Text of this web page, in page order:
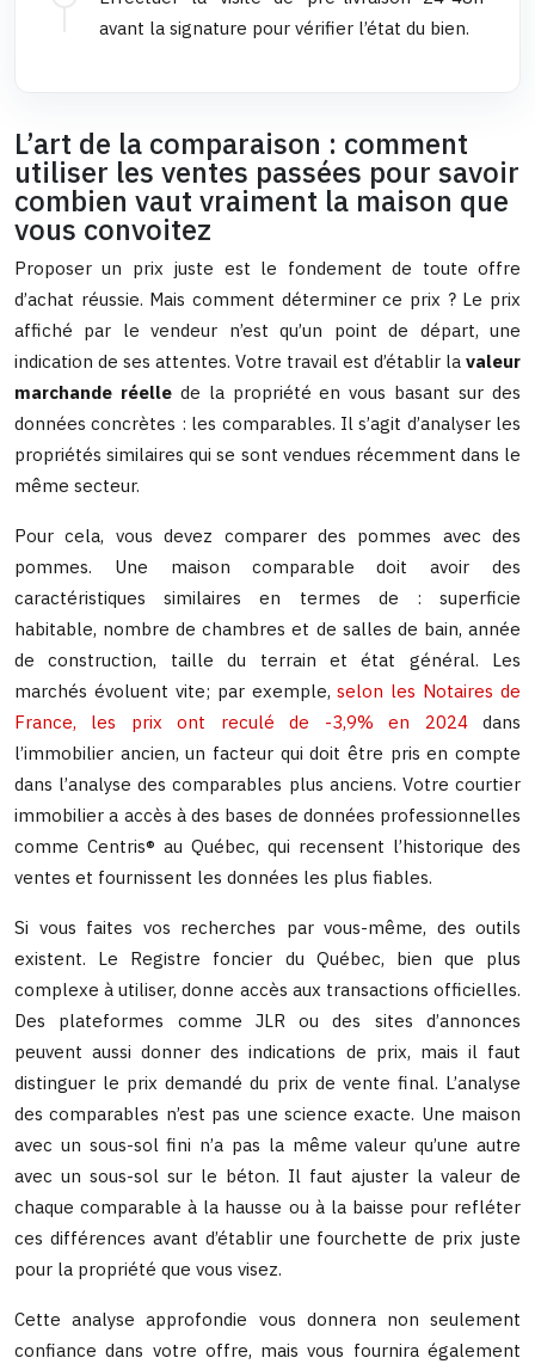
avant la signature pour vérifier l’état du bien.
L’art de la comparaison : comment
utiliser les ventes passées pour savoir
combien vaut vraiment la maison que
vous convoitez
Proposer un prix juste est le fondement de toute offre
d’achat réussie. Mais comment déterminer ce prix ? Le prix
affiché par le vendeur n’est qu’un point de départ, une
indication de ses attentes. Votre travail est d’établir la valeur
marchande réellede la propriété en vous basant sur des
données concrètes : les comparables. Il s’agit d’analyser les
propriétés similaires qui se sont vendues récemment dans le
même secteur.
Pour cela, vous devez comparer des pommes avec des
pommes. Une maison comparable doit avoir des
caractéristiques similaires en termes de : superficie
habitable, nombre de chambres et de salles de bain, année
de construction, taille du terrain et état général. Les
marchés évoluent vite; par exemple,selon les Notaires de
France, les prix ont reculé de -3,9% en 2024dans
l’immobilier ancien, un facteur qui doit être pris en compte
dans l’analyse des comparables plus anciens. Votre courtier
immobilier a accès à des bases de données professionnelles
comme Centris® au Québec, qui recensent l’historique des
ventes et fournissent les données les plus fiables.
Si vous faites vos recherches par vous-même, des outils
existent. Le Registre foncier du Québec, bien que plus
complexe à utiliser, donne accès aux transactions officielles.
Des plateformes comme JLR ou des sites d’annonces
peuvent aussi donner des indications de prix, mais il faut
distinguer le prix demandé du prix de vente final. L’analyse
des comparables n’est pas une science exacte. Une maison
avec un sous-sol fini n’a pas la même valeur qu’une autre
avec un sous-sol sur le béton. Il faut ajuster la valeur de
chaque comparable à la hausse ou à la baisse pour refléter
ces différences avant d’établir une fourchette de prix juste
pour la propriété que vous visez.
Cette analyse approfondie vous donnera non seulement
confiance dans votre offre, mais vous fournira également